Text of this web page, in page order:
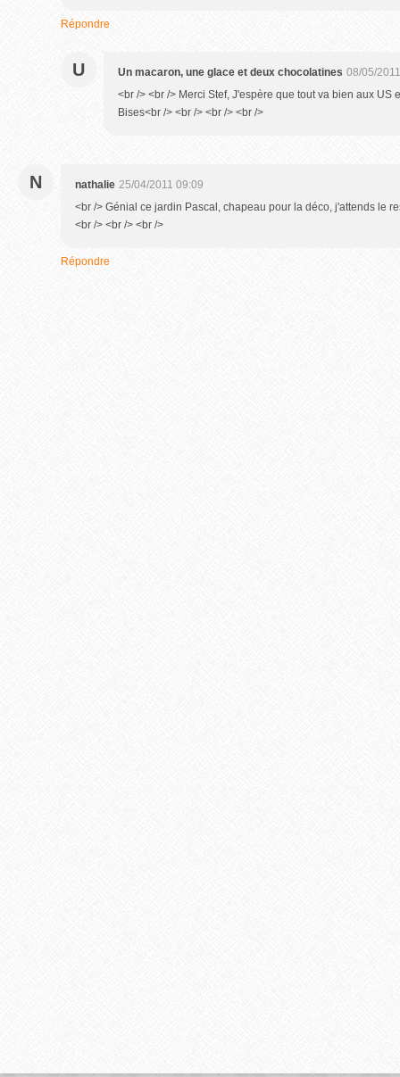
Répondre
U Un macaron, une glace et deux chocolatines 08/05/
<br /> <br /> Merci Stef, J'espère que tout va bien aux US
Bises<br /> <br /> <br /> <br />
N nathalie 25/04/2011 09:09
<br /> Génial ce jardin Pascal, chapeau pour la déco, j'attends le
<br /> <br /> <br />
Répondre